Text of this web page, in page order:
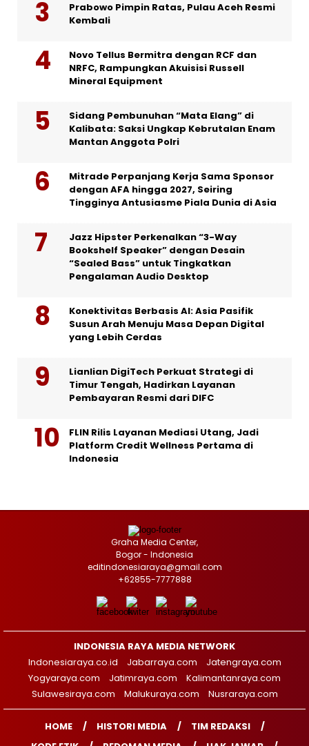
Prabowo Pimpin Ratas, Pulau Aceh Resmi
Kembali
Novo Tellus Bermitra dengan RCF dan
NRFC, Rampungkan Akuisisi Russell
Mineral Equipment
Sidang Pembunuhan “Mata Elang” di
Kalibata: Saksi Ungkap Kebrutalan Enam
Mantan Anggota Polri
Mitrade Perpanjang Kerja Sama Sponsor
dengan AFA hingga 2027, Seiring
Tingginya Antusiasme Piala Dunia di Asia
Jazz Hipster Perkenalkan “3-Way
Bookshelf Speaker” dengan Desain
“Sealed Bass” untuk Tingkatkan
Pengalaman Audio Desktop
Konektivitas Berbasis AI: Asia Pasifik
Susun Arah Menuju Masa Depan Digital
yang Lebih Cerdas
Lianlian DigiTech Perkuat Strategi di
Timur Tengah, Hadirkan Layanan
Pembayaran Resmi dari DIFC
FLIN Rilis Layanan Mediasi Utang, Jadi
Platform Credit Wellness Pertama di
Indonesia
Graha Media Center,
Bogor - Indonesia
editindonesiaraya@gmail.com
+62855-7777888
INDONESIA RAYA MEDIA NETWORK
Indonesiaraya.co.id
Jabarraya.com
Jatengraya.com
Yogyaraya.com
Jatimraya.com
Kalimantanraya.com
Sulawesiraya.com
Malukuraya.com Nusraraya.com
HOME HISTORI MEDIA
TIM REDAKSI